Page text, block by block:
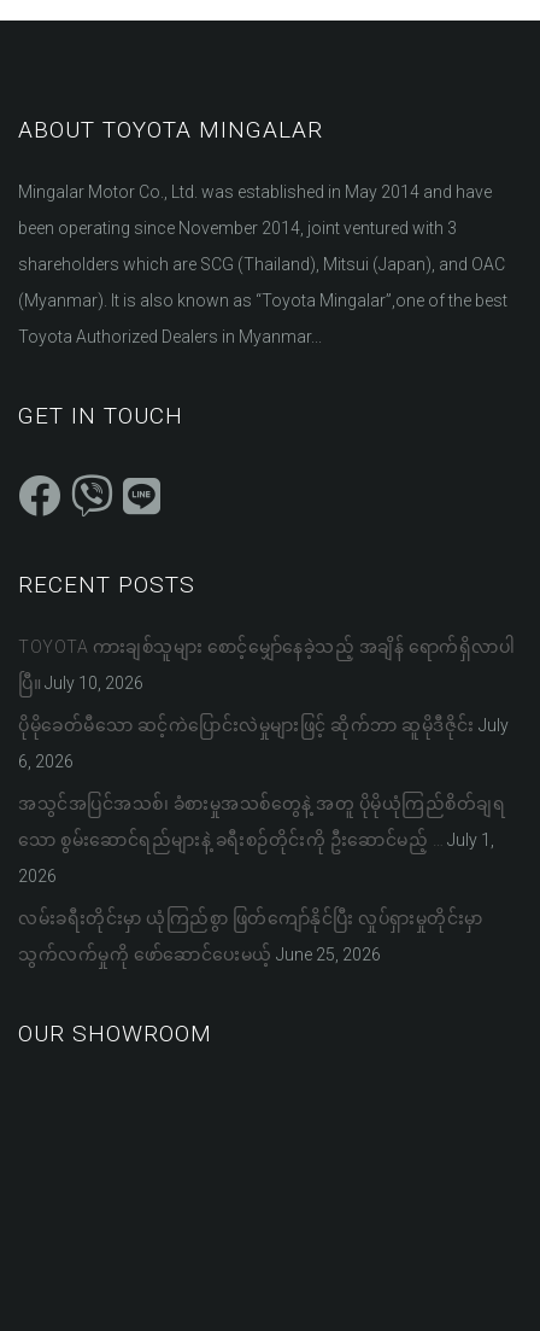
ABOUT TOYOTA MINGALAR
Mingalar Motor Co., Ltd. was established in May 2014 and have
been operating since November 2014, joint ventured with 3
shareholders which are SCG (Thailand), Mitsui (Japan), and OAC
(Myanmar). It is also known as “Toyota Mingalar”,one of the best
Toyota Authorized Dealers in Myanmar...
GET IN TOUCH
RECENT POSTS
TOYOTA ကားချစ်သူများ စောင့်မျှော်နေခဲ့သည့် အချိန် ရောက်ရှိလာပါ
ပြီ။ July 10, 2026
ပိုမိုခေတ်မီသော ဆင့်ကဲပြောင်းလဲမှုများဖြင့် ဆိုက်ဘာ ဆူမိုဒီဇိုင်း July
6, 2026
အသွင်အပြင်အသစ်၊ ခံစားမှုအသစ်တွေနဲ့ အတူ ပိုမိုယုံကြည်စိတ်ချရ
သော စွမ်းဆောင်ရည်များနဲ့ ခရီးစဉ်တိုင်းကို ဦးဆောင်မည့် …
July 1,
2026
လမ်းခရီးတိုင်းမှာ ယုံကြည်စွာ ဖြတ်ကျော်နိုင်ပြီး လှုပ်ရှားမှုတိုင်းမှာ
သွက်လက်မှုကို ဖော်ဆောင်ပေးမယ့် June 25, 2026
OUR SHOWROOM